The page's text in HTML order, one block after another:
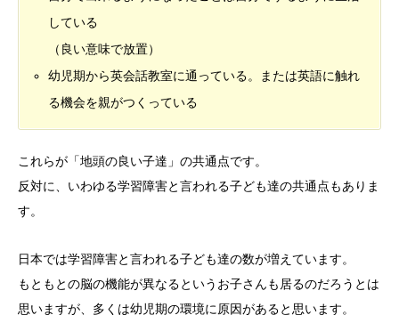
している
（良い意味で放置）
幼児期から英会話教室に通っている。または英語に触れ
る機会を親がつくっている
これらが「地頭の良い子達」の共通点です。
反対に、いわゆる学習障害と言われる子ども達の共通点もありま
す。
日本では学習障害と言われる子ども達の数が増えています。
もともとの脳の機能が異なるというお子さんも居るのだろうとは
思いますが、多くは幼児期の環境に原因があると思います。